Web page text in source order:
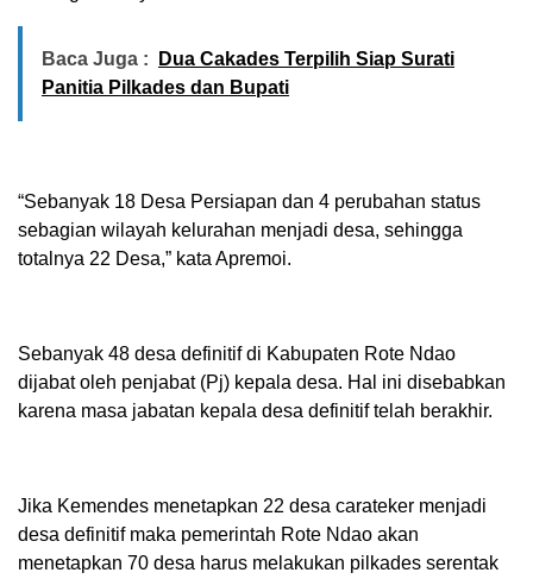
Baca Juga :
Dua Cakades Terpilih Siap Surati
Panitia Pilkades dan Bupati
“Sebanyak 18 Desa Persiapan dan 4 perubahan status
sebagian wilayah kelurahan menjadi desa, sehingga
totalnya 22 Desa,” kata Apremoi.
Sebanyak 48 desa definitif di Kabupaten Rote Ndao
dijabat oleh penjabat (Pj) kepala desa. Hal ini disebabkan
karena masa jabatan kepala desa definitif telah berakhir.
Jika Kemendes menetapkan 22 desa carateker menjadi
desa definitif maka pemerintah Rote Ndao akan
menetapkan 70 desa harus melakukan pilkades serentak